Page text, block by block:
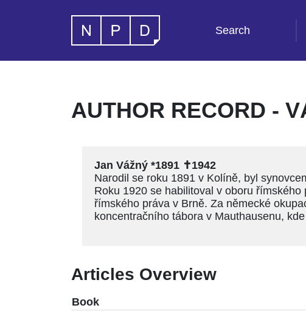
Search
AUTHOR RECORD -
Jan Vážný *1891 ✝1942
Narodil se roku 1891 v Kolíně, byl
Roku 1920 se habilitoval v oboru
římského práva v Brně. Za německé
koncentračního tábora v Mauthausenu,
Articles Overview
Book